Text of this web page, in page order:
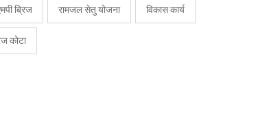
ब्रिज रामजल सेतु योजना विकास कार्य
कोटा